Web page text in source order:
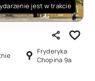
jest w trakcie
Fryderyka
Chopina 9a